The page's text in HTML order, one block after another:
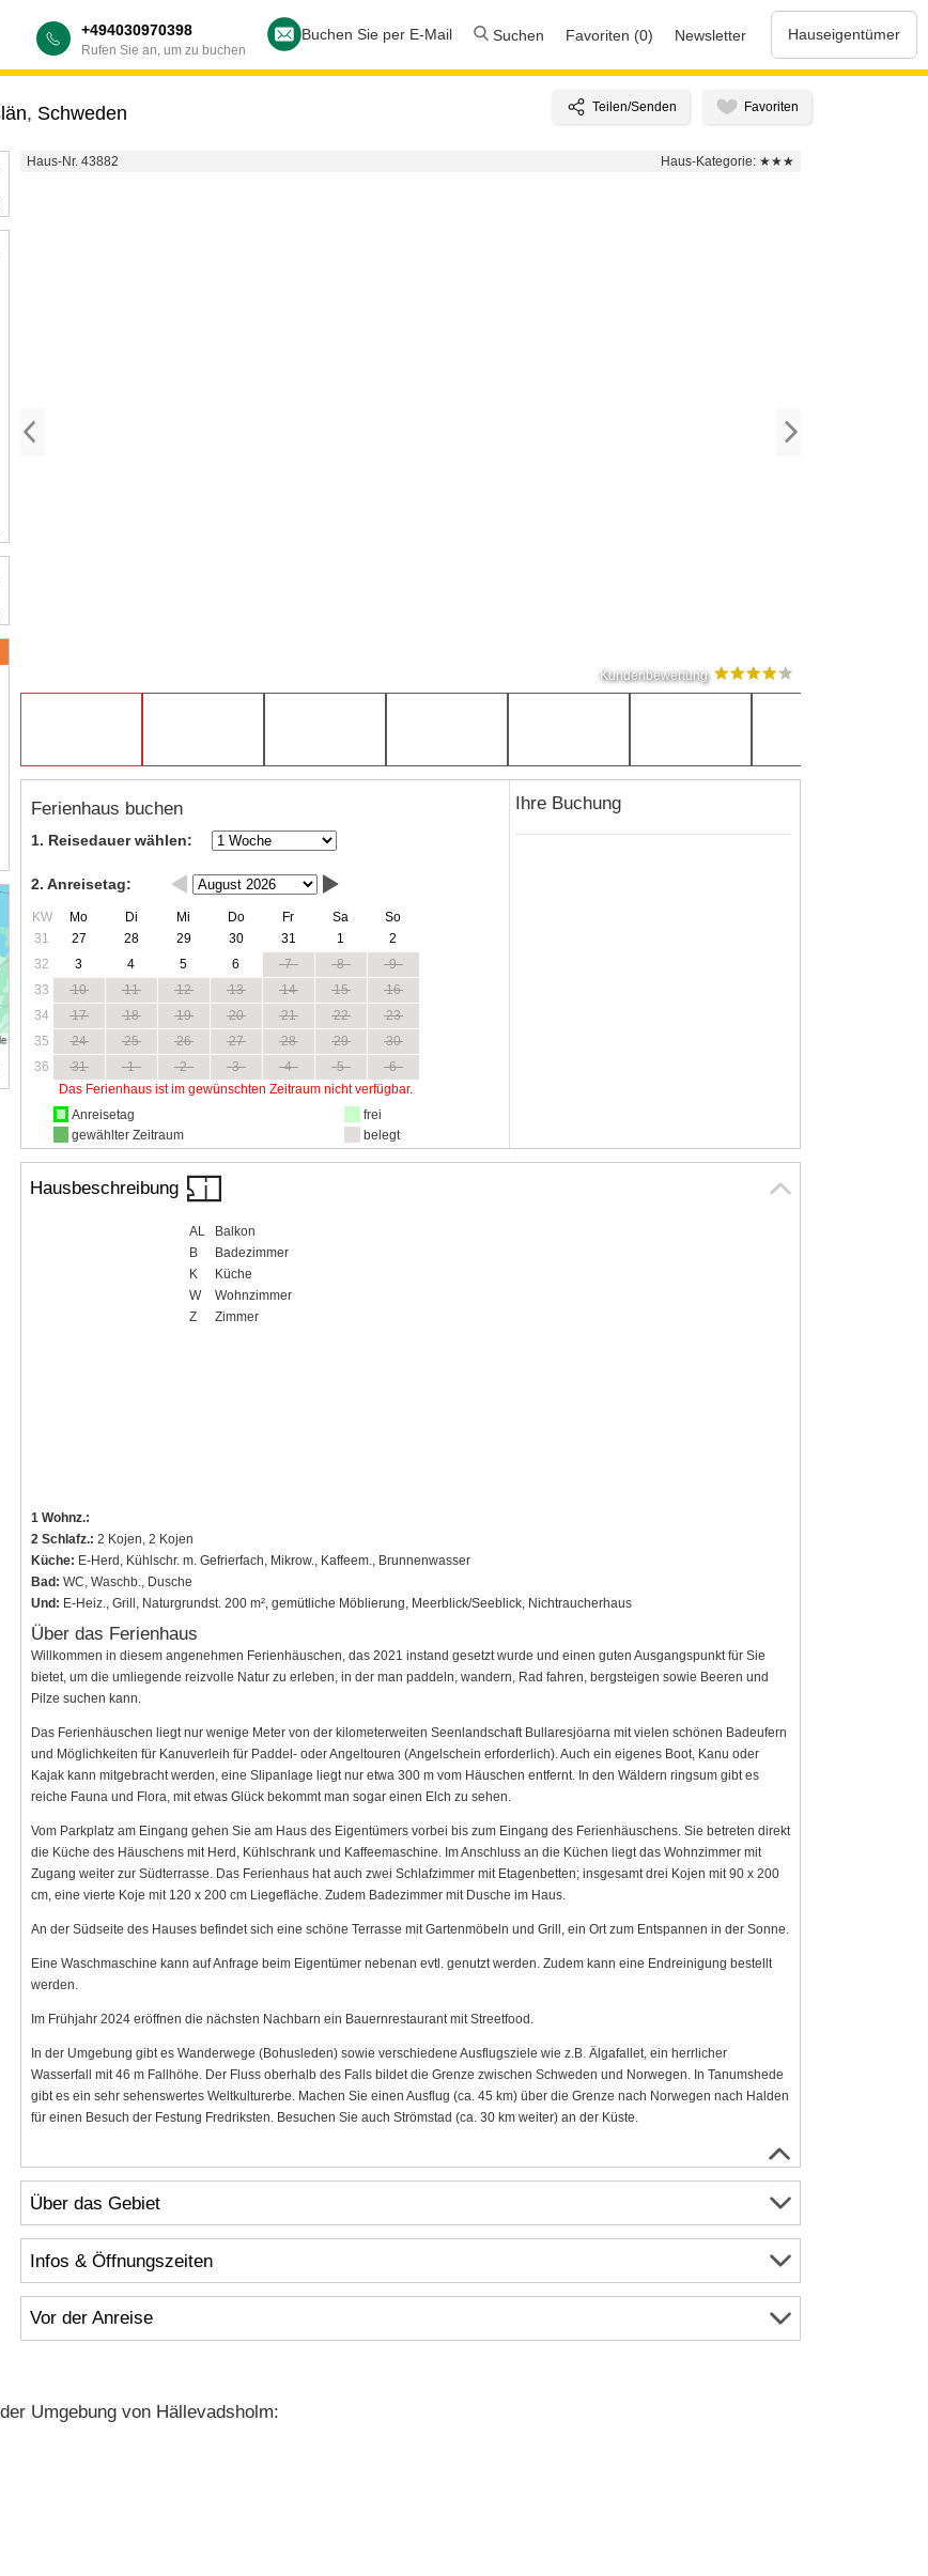
+494030970398
Rufen Sie an, um zu buchen
Buchen Sie per E-Mail Suchen Favoriten (0) Newsletter Hauseigentümer
, Schweden
Haus-Nr. 43882 Haus-Kategorie: ★★★
Kundenbewertung
Ferienhaus buchen
1. Reisedauer wählen:
2. Anreisetag:
KW Mo Di Mi Do Fr Sa
So
31
27 28 29 30 31 1
2
32
3 4 5 6 7 8
9
33
10 11 12 13 14 15
16
34
17 18 19 20 21 22
23
35
24 25 26 27 28 29
30
36
31 1 2 3 4 5
6
Das Ferienhaus ist im gewünschten Zeitraum nicht verfügbar.
Anreisetag
gewählter Zeitraum
frei
belegt
Ihre Buchung
Hausbeschreibung
AL
Balkon
B
Badezimmer
K
Küche
W
Wohnzimmer
Z
Zimmer
1 Wohnz.:
2 Schlafz.: 2 Kojen, 2 Kojen
Küche: E-Herd, Kühlschr. m. Gefrierfach, Mikrow., Kaffeem., Brunnenwasser
Bad: WC, Waschb., Dusche
Und: E-Heiz., Grill, Naturgrundst. 200 m², gemütliche Möblierung, Meerblick/Seeblick, Nichtraucherhaus
Über das Ferienhaus
Willkommen in diesem angenehmen Ferienhäuschen, das 2021 instand gesetzt wurde und einen guten Ausgangspunkt für Sie
bietet, um die umliegende reizvolle Natur zu erleben, in der man paddeln, wandern, Rad fahren, bergsteigen sowie Beeren und
Pilze suchen kann.
Das Ferienhäuschen liegt nur wenige Meter von der kilometerweiten Seenlandschaft Bullaresjöarna mit vielen schönen Badeufern
und Möglichkeiten für Kanuverleih für Paddel- oder Angeltouren (Angelschein erforderlich). Auch ein eigenes Boot, Kanu oder
Kajak kann mitgebracht werden, eine Slipanlage liegt nur etwa 300 m vom Häuschen entfernt. In den Wäldern ringsum gibt es
reiche Fauna und Flora, mit etwas Glück bekommt man sogar einen Elch zu sehen.
Vom Parkplatz am Eingang gehen Sie am Haus des Eigentümers vorbei bis zum Eingang des Ferienhäuschens. Sie betreten direkt
die Küche des Häuschens mit Herd, Kühlschrank und Kaffeemaschine. Im Anschluss an die Küchen liegt das Wohnzimmer mit
Zugang weiter zur Südterrasse. Das Ferienhaus hat auch zwei Schlafzimmer mit Etagenbetten; insgesamt drei Kojen mit 90 x 200
cm, eine vierte Koje mit 120 x 200 cm Liegefläche. Zudem Badezimmer mit Dusche im Haus.
An der Südseite des Hauses befindet sich eine schöne Terrasse mit Gartenmöbeln und Grill, ein Ort zum Entspannen in der Sonne.
Eine Waschmaschine kann auf Anfrage beim Eigentümer nebenan evtl. genutzt werden. Zudem kann eine Endreinigung bestellt
werden.
Im Frühjahr 2024 eröffnen die nächsten Nachbarn ein Bauernrestaurant mit Streetfood.
In der Umgebung gibt es Wanderwege (Bohusleden) sowie verschiedene Ausflugsziele wie z.B. Älgafallet, ein herrlicher
Wasserfall mit 46 m Fallhöhe. Der Fluss oberhalb des Falls bildet die Grenze zwischen Schweden und Norwegen. In Tanumshede
gibt es ein sehr sehenswertes Weltkulturerbe. Machen Sie einen Ausflug (ca. 45 km) über die Grenze nach Norwegen nach Halden
für einen Besuch der Festung Fredriksten. Besuchen Sie auch Strömstad (ca. 30 km weiter) an der Küste.
Über das Gebiet
Infos & Öffnungszeiten
Vor der Anreise
Umgebung von Hällevadsholm: